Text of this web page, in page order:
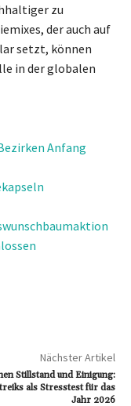
zu
der auch auf
setzt, können
in der globalen
Anfang
Nächster Artikel
Stillstand und Einigung:
als Stresstest für das
Jahr 2026